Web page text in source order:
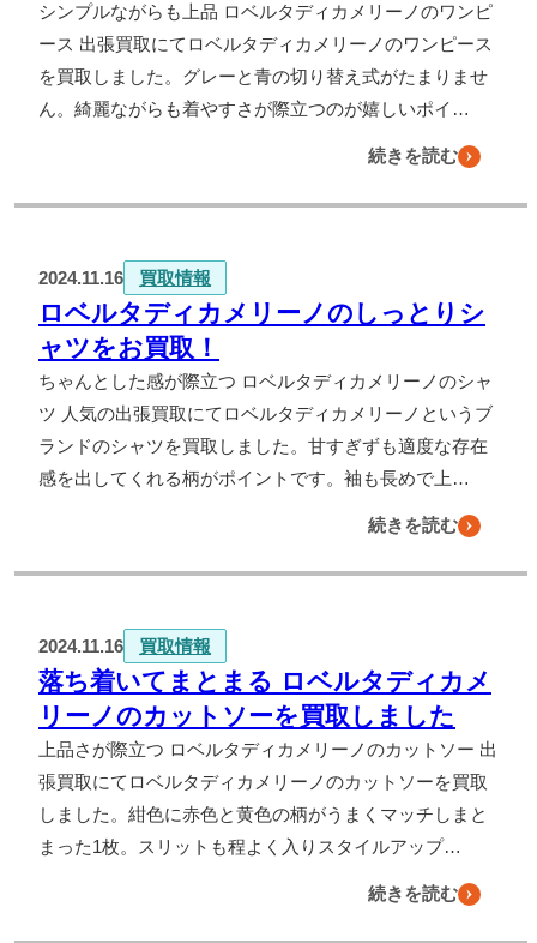
シンプルながらも上品 ロベルタディカメリーノのワンピ
ース 出張買取にてロベルタディカメリーノのワンピース
を買取しました。グレーと青の切り替え式がたまりませ
ん。綺麗ながらも着やすさが際立つのが嬉しいポイ…
続きを読む
2024.11.16 買取情報
ロベルタディカメリーノのしっとりシ
ャツをお買取！
ちゃんとした感が際立つ ロベルタディカメリーノのシャ
ツ 人気の出張買取にてロベルタディカメリーノというブ
ランドのシャツを買取しました。甘すぎずも適度な存在
感を出してくれる柄がポイントです。袖も長めで上…
続きを読む
2024.11.16 買取情報
落ち着いてまとまる ロベルタディカメ
リーノのカットソーを買取しました
上品さが際立つ ロベルタディカメリーノのカットソー 出
張買取にてロベルタディカメリーノのカットソーを買取
しました。紺色に赤色と黄色の柄がうまくマッチしまと
まった1枚。スリットも程よく入りスタイルアップ…
続きを読む